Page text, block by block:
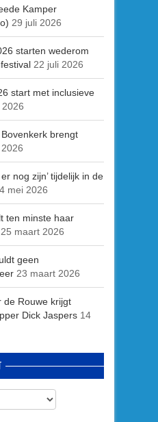
Kamper
29 juli 2026
starten wederom
22 juli 2026
start met inclusieve
brengt
nog zijn’ tijdelijk in de
4 mei 2026
ten minste haar
25 maart 2026
geen
23 maart 2026
de Rouwe krijgt
Dick Jaspers 14